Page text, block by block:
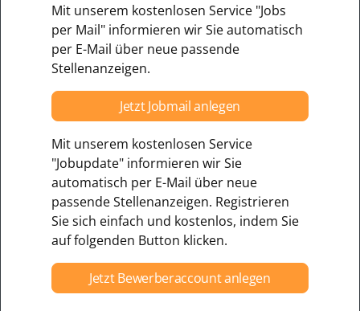
Mit unserem kostenlosen Service "Jobs
per Mail" informieren wir Sie automatisch
per E-Mail über neue passende
Stellenanzeigen.
Jetzt Jobmail anlegen
Mit unserem kostenlosen Service
"Jobupdate" informieren wir Sie
automatisch per E-Mail über neue
passende Stellenanzeigen. Registrieren
Sie sich einfach und kostenlos, indem Sie
auf folgenden Button klicken.
Jetzt Bewerberaccount anlegen